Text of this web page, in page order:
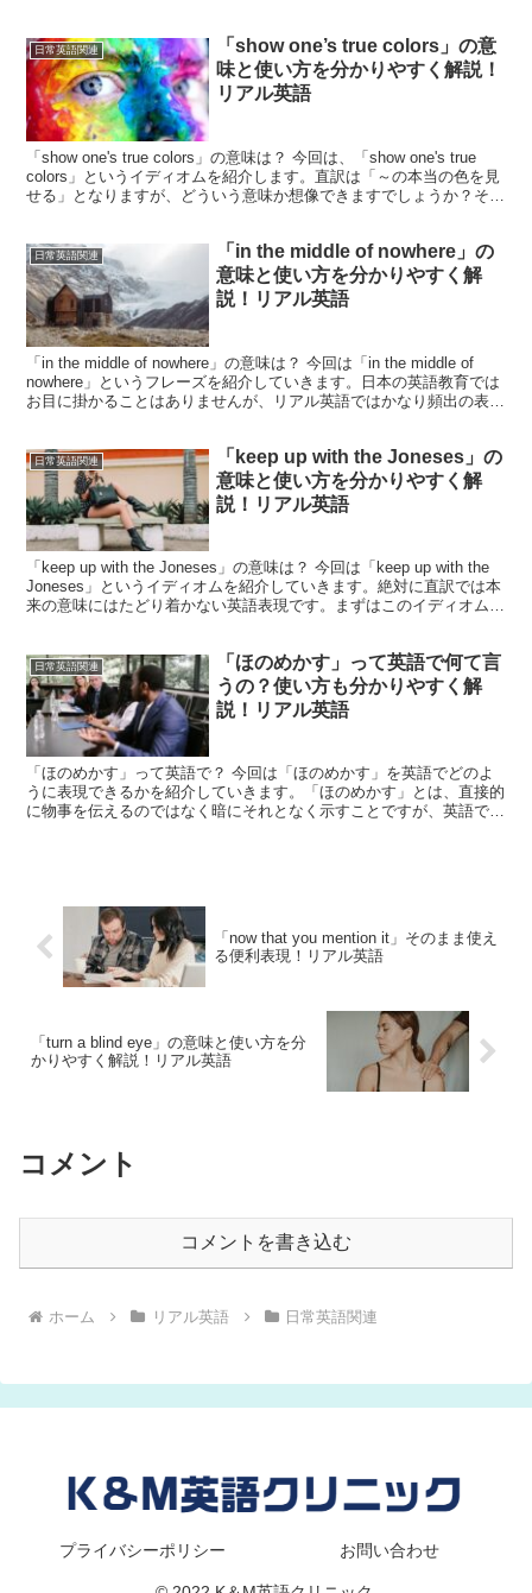
日常英語関連
「show one’s true colors」の意
味と使い方を分かりやすく解説！
リアル英語
「show one's true colors」の意味は？ 今回は、「show one's true
colors」というイディオムを紹介します。直訳は「～の本当の色を見
せる」となりますが、どういう意味か想像できますでしょうか？そう
日常英語関連
「in the middle of nowhere」の
意味と使い方を分かりやすく解
説！リアル英語
「in the middle of nowhere」の意味は？ 今回は「in the middle of
nowhere」というフレーズを紹介していきます。日本の英語教育では
お目に掛かることはありませんが、リアル英語ではかなり頻出の表現
日常英語関連
「keep up with the Joneses」の
意味と使い方を分かりやすく解
説！リアル英語
「keep up with the Joneses」の意味は？ 今回は「keep up with the
Joneses」というイディオムを紹介していきます。絶対に直訳では本
来の意味にはたどり着かない英語表現です。まずはこのイディオムが
日常英語関連
「ほのめかす」って英語で何て言
うの？使い方も分かりやすく解
説！リアル英語
「ほのめかす」って英語で？ 今回は「ほのめかす」を英語でどのよ
うに表現できるかを紹介していきます。「ほのめかす」とは、直接的
に物事を伝えるのではなく暗にそれとなく示すことですが、英語でこ
「now that you mention it」そのまま使え
る便利表現！リアル英語
「turn a blind eye」の意味と使い方を分
かりやすく解説！リアル英語
コメント
コメントを書き込む
ホーム リアル英語 日常英語関連
プライバシーポリシー お問い合わせ